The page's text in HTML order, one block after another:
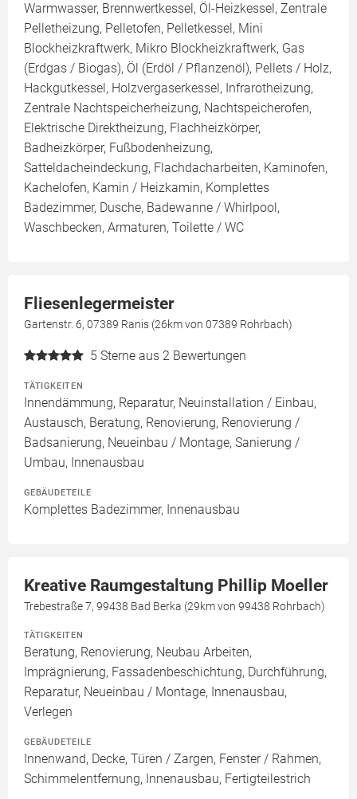
Warmwasser, Brennwertkessel, Öl-Heizkessel, Zentrale
Pelletheizung, Pelletofen, Pelletkessel, Mini
Blockheizkraftwerk, Mikro Blockheizkraftwerk, Gas
(Erdgas / Biogas), Öl (Erdöl / Pflanzenöl), Pellets / Holz,
Hackgutkessel, Holzvergaserkessel, Infrarotheizung,
Zentrale Nachtspeicherheizung, Nachtspeicherofen,
Elektrische Direktheizung, Flachheizkörper,
Badheizkörper, Fußbodenheizung,
Satteldacheindeckung, Flachdacharbeiten, Kaminofen,
Kachelofen, Kamin / Heizkamin, Komplettes
Badezimmer, Dusche, Badewanne / Whirlpool,
Waschbecken, Armaturen, Toilette / WC
Fliesenlegermeister
Gartenstr. 6, 07389 Ranis (26km von 07389 Rohrbach)
5 Sterne aus 2 Bewertungen
TÄTIGKEITEN
Innendämmung, Reparatur, Neuinstallation / Einbau,
Austausch, Beratung, Renovierung, Renovierung /
Badsanierung, Neueinbau / Montage, Sanierung /
Umbau, Innenausbau
GEBÄUDETEILE
Komplettes Badezimmer, Innenausbau
Kreative Raumgestaltung Phillip Moeller
Trebestraße 7, 99438 Bad Berka (29km von 99438 Rohrbach)
TÄTIGKEITEN
Beratung, Renovierung, Neubau Arbeiten,
Imprägnierung, Fassadenbeschichtung, Durchführung,
Reparatur, Neueinbau / Montage, Innenausbau,
Verlegen
GEBÄUDETEILE
Innenwand, Decke, Türen / Zargen, Fenster / Rahmen,
Schimmelentfernung, Innenausbau, Fertigteilestrich